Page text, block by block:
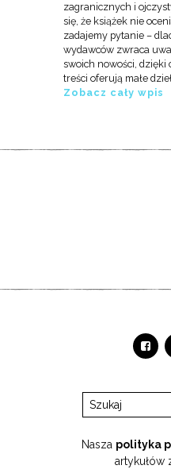
zagranicznych i
się, że książek nie
zadajemy pytanie –
wydawców zwraca
swoich nowości, dzięki
treści oferują małe
Zobacz cały wpis
Nasza polityka
artykułów